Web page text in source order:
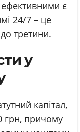
є
24/7 – це
третини.
у
капітал,
грн, причому